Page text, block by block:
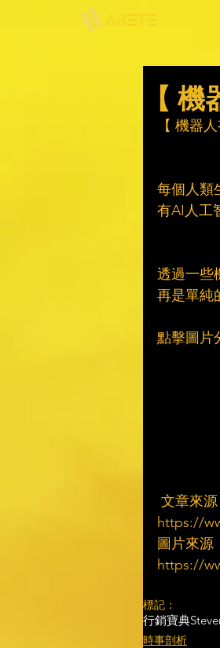
【
【 機器
每個人類
有AI人工
透過一些
再是單純
點擊圖片
文章來源
https://
圖片來源
https://
標記：
行銷寶典
時事剖析